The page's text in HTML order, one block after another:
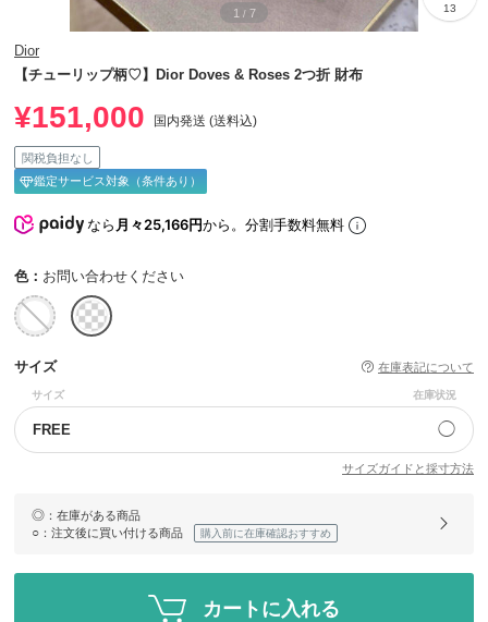
1 / 7 13
Dior
【チューリップ柄♡】Dior Doves & Roses 2つ折 財布
¥151,000 国内発送 (送料込)
関税負担なし
鑑定サービス対象（条件あり）
なら月々25,166円から。分割手数料無料
色： お問い合わせください
サイズ 在庫表記について
サイズ 在庫状況
FREE ◯
サイズガイドと採寸方法
◎ ：在庫がある商品
○ ：注文後に買い付ける商品 購入前に在庫確認おすすめ
カートに入れる